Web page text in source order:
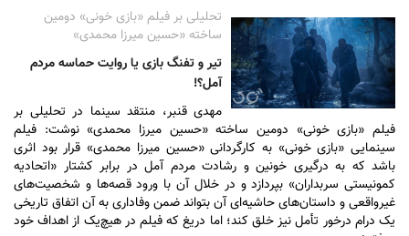
تحلیلی بر فیلم «بازی خونی» دومین
ساخته «حسین میرزا محمدی»
تیر و تفنگ بازی یا روایت حماسه مردم
آمل؟!
مهدی قنبر، منتقد سینما در تحلیلی بر
فیلم «بازی خونی» دومین ساخته «حسین میرزا محمدی» نوشت: فیلم
سینمایی «بازی خونی» به کارگردانی «حسین میرزا محمدی» قرار بود اثری
باشد که به درگیری خونین و رشادت مردم آمل در برابر کشتار «اتحادیه
کمونیستی سربداران» بپردازد و در خلال آن با ورود قصه‌ها و شخصیت‌های
غیرواقعی و داستان‌های حاشیه‌ای آن بتواند ضمن وفاداری به آن اتفاق تاریخی
یک درام درخور تأمل نیز خلق کند؛ اما دریغ که فیلم در هیچ‌یک از اهداف خود